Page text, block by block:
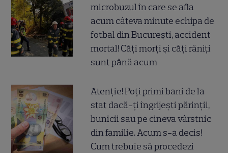
microbuzul în care se afla
acum câteva minute echipa de
fotbal din București, accident
mortal! Câți morți și câți răniți
sunt până acum
Atenție! Poți primi bani de la
stat dacă-ți îngrijești părinții,
bunicii sau pe cineva vârstnic
din familie. Acum s-a decis!
Cum trebuie să procedezi